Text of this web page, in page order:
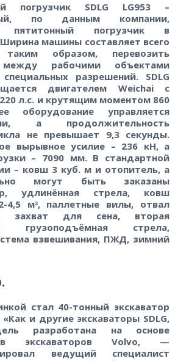
погрузчик SDLG LG953 –
по данным компании,
пятитонный погрузчик в
машины составляет всего
образом, перевозить
между рабочими объектами
разрешений. SDLG
двигателем Weichai с
л.с. и крутящим моментом 860
оборудование управляется
а продолжительность
не превышает 9,3 секунды.
вырывное усилие – 236 кН, а
– 7090 мм. В стандартной
– ковш 3 куб. м и отопитель, а
могут быть заказаны
удлинённая стрела, ковш
4,5 мᶟ, паллетные вилы, отвал
захват для сена, вторая
грузоподъёмная стрела,
взвешивания, ПЖД, зимний
стал 40-тонный экскаватор
«Как и другие экскаваторы SDLG,
разработана на основе
экскаваторов Volvo, —
ведущий специалист